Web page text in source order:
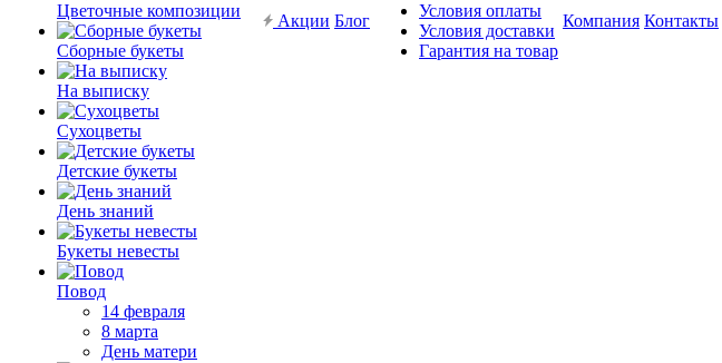
Цветочные композиции
Сборные букеты
На выписку
Сухоцветы
Детские букеты
День знаний
Букеты невесты
Повод
14 февраля
8 марта
День матери
Акции Блог
Условия оплаты
Условия доставки
Гарантия на товар
Компания Контакты